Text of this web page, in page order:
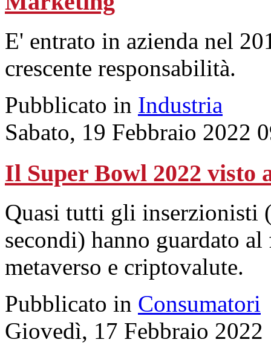
E' entrato in azienda nel
crescente responsabilità.
Pubblicato in Industria
Sabato, 19 Febbraio 2022
Il Super Bowl 2022 visto
Quasi tutti gli
secondi) hanno guardato
metaverso e criptovalute.
Pubblicato in Consumatori
Giovedì, 17 Febbraio 2022